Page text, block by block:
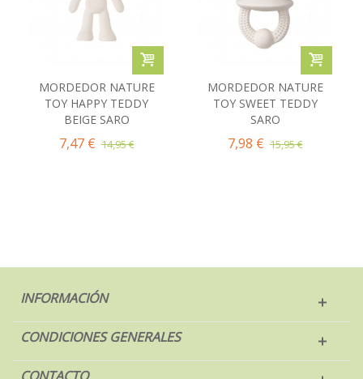
MORDEDOR NATURE
TOY HAPPY TEDDY
BEIGE SARO
7,47 € 14,95 €
MORDEDOR NATURE
TOY SWEET TEDDY
SARO
7,98 € 15,95 €
INFORMACIÓN
CONDICIONES GENERALES